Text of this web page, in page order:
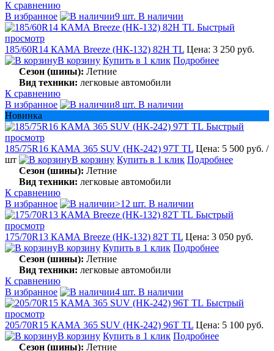
К сравнению
В избранное
9 шт. В наличии
Быстрый
просмотр
185/60R14 КАМА Breeze (НК-132) 82H TL Цена: 3 250 руб.
В корзину Купить в 1 клик Подробнее
Сезон (шины): Летние
Вид техники: легковые автомобили
К сравнению
В избранное
8 шт. В наличии
Новинка
Быстрый
просмотр
185/75R16 КАМА 365 SUV (НК-242) 97T TL Цена: 5 500 руб. /
шт
В корзину Купить в 1 клик Подробнее
Сезон (шины): Летние
Вид техники: легковые автомобили
К сравнению
В избранное
>12 шт. В наличии
Быстрый
просмотр
175/70R13 КАМА Breeze (НК-132) 82T TL Цена: 3 050 руб.
В корзину Купить в 1 клик Подробнее
Сезон (шины): Летние
Вид техники: легковые автомобили
К сравнению
В избранное
4 шт. В наличии
Быстрый
просмотр
205/70R15 КАМА 365 SUV (НК-242) 96T TL Цена: 5 100 руб.
В корзину Купить в 1 клик Подробнее
Сезон (шины): Летние